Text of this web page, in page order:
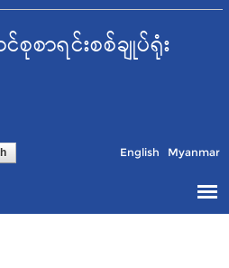
စုစာရင်းစစ်ချုပ်ရုံး
English Myanmar